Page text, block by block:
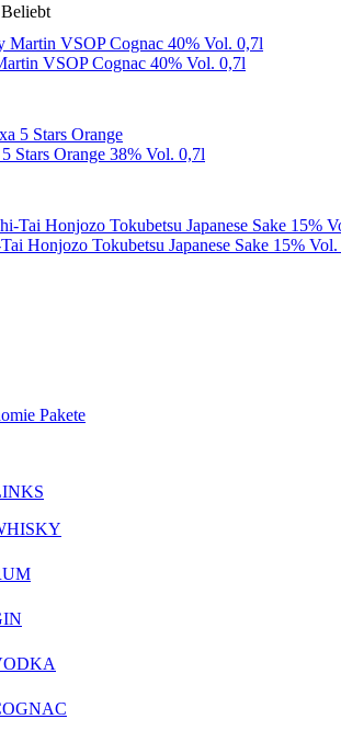
VSOP Cognac 40% Vol. 0,7l
Stars Orange 38% Vol. 0,7l
Honjozo Tokubetsu Japanese Sake 15%
Pakete